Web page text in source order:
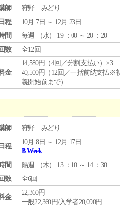
師
狩野 みどり
日程
10月 7日 ～ 12月 23日
間
毎週 （水） 19 ：00 ～ 20 ：20
回数
全12回
金
14,580円（4回／分割支払い）×3
40,500円（12回／一括前納支払※
義開始前まで）
師 狩野 みどり
日程
10月 8日 ～ 12月 17日
B Week
間
隔週 （木） 13 ：10 ～ 14 ：30
回数
全6回
金
22,360円
一般22,360円/入学者20,090円